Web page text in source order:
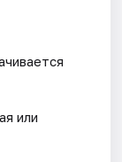
или